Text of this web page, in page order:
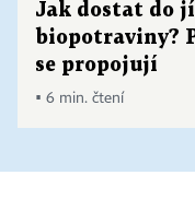
Jak dostat do
biopotraviny?
se propojují
▪ 6 min. čtení